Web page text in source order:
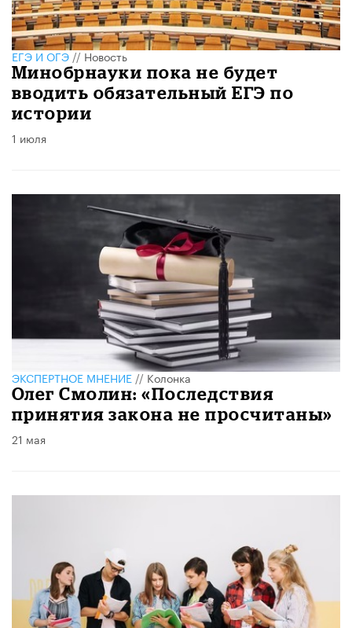
ЕГЭ И ОГЭ//Новость
Минобрнауки пока не будет
вводить обязательный ЕГЭ по
истории
1 июля
ЭКСПЕРТНОЕ МНЕНИЕ//Колонка
Олег Смолин: «Последствия
принятия закона не просчитаны»
21 мая